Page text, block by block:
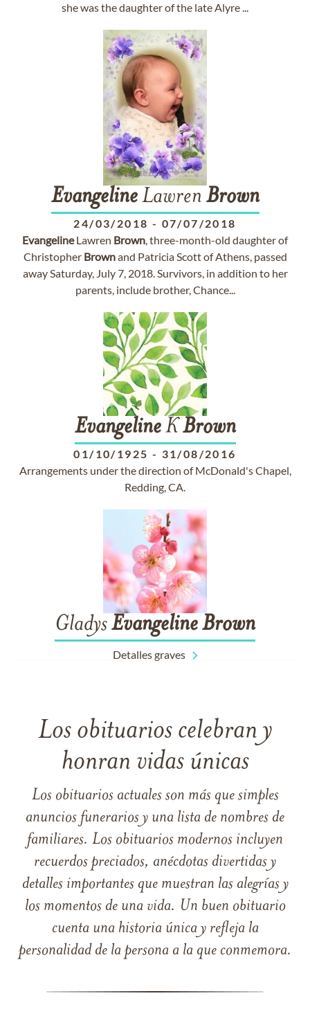
she was the daughter of the late Alyre ...
EvangelineLawren Brown
24/03/2018 - 07/07/2018
EvangelineLawren Brown, three-month-old daughter of
Christopher Brownand Patricia Scott of Athens, passed
away Saturday, July 7, 2018. Survivors, in addition to her
parents, include brother, Chance...
EvangelineK Brown
01/10/1925 - 31/08/2016
Arrangements under the direction of McDonald's Chapel,
Redding, CA.
GladysEvangelineBrown
Detalles graves
Los obituarios celebran y
honran vidas únicas
Los obituarios actuales son más que simples
anuncios funerarios y una lista de nombres de
familiares. Los obituarios modernos incluyen
recuerdos preciados, anécdotas divertidas y
detalles importantes que muestran las alegrías y
los momentos de una vida. Un buen obituario
cuenta una historia única y refleja la
personalidad de la persona a la que conmemora.